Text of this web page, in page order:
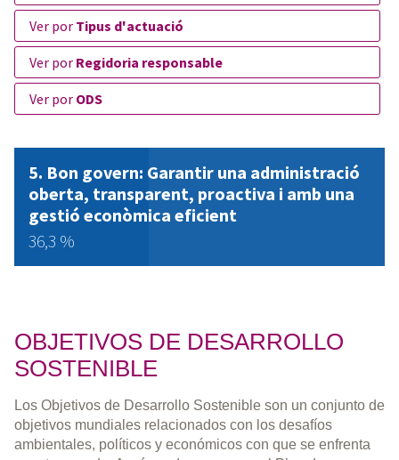
ver por Tipus d'actuació
ver por Regidoria responsable
ver por ODS
Bon govern: Garantir una administració
oberta, transparent, proactiva i amb una
gestió econòmica eficient
36,3 %
OBJETIVOS DE DESARROLLO
SOSTENIBLE
Los Objetivos de Desarrollo Sostenible son un conjunto de
objetivos mundiales relacionados con los desafíos
ambientales, políticos y económicos con que se enfrenta